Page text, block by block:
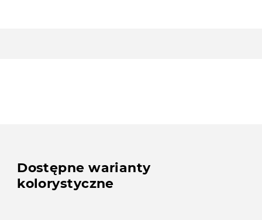
Dostępne warianty
kolorystyczne